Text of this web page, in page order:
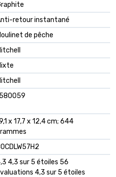
retour instantané
de pêche
x 17,7 x 12,4 cm; 644
4,3 sur 5 étoiles 56
4,3 sur 5 étoiles